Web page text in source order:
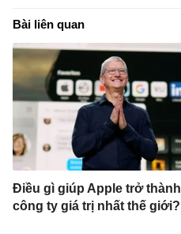
Bài liên quan
Điều gì giúp Apple trở thành
công ty giá trị nhất thế giới?